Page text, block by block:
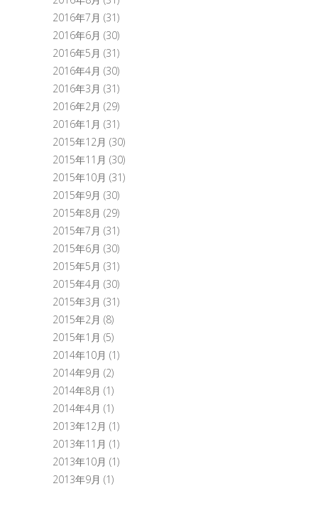
2016年7月 (31)
2016年6月 (30)
2016年5月 (31)
2016年4月 (30)
2016年3月 (31)
2016年2月 (29)
2016年1月 (31)
2015年12月 (30)
2015年11月 (30)
2015年10月 (31)
2015年9月 (30)
2015年8月 (29)
2015年7月 (31)
2015年6月 (30)
2015年5月 (31)
2015年4月 (30)
2015年3月 (31)
2015年2月 (8)
2015年1月 (5)
2014年10月 (1)
2014年9月 (2)
2014年8月 (1)
2014年4月 (1)
2013年12月 (1)
2013年11月 (1)
2013年10月 (1)
2013年9月 (1)